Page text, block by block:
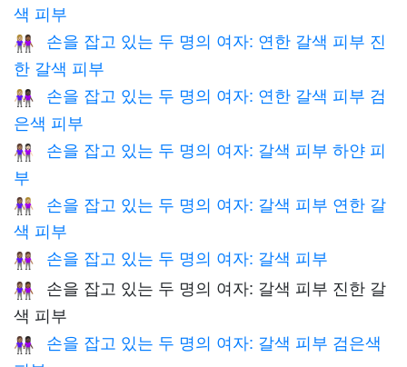
색 피부
👩🏼‍🤝‍👩🏾
손을 잡고 있는 두 명의 여자: 연한 갈색 피부 진
한 갈색 피부
👩🏼‍🤝‍👩🏿
손을 잡고 있는 두 명의 여자: 연한 갈색 피부 검
은색 피부
👩🏽‍🤝‍👩🏻
손을 잡고 있는 두 명의 여자: 갈색 피부 하얀 피
부
👩🏽‍🤝‍👩🏼
손을 잡고 있는 두 명의 여자: 갈색 피부 연한 갈
색 피부
👭🏽 손을 잡고 있는 두 명의 여자: 갈색 피부
👩🏽‍🤝‍👩🏾
손을 잡고 있는 두 명의 여자: 갈색 피부 진한 갈
색 피부
👩🏽‍🤝‍👩🏿
손을 잡고 있는 두 명의 여자: 갈색 피부 검은색